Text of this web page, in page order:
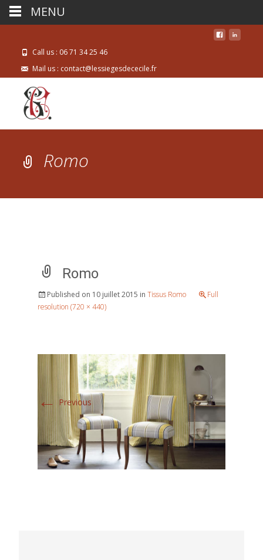
Call us : 06 71 34 25 46
Mail us : contact@lessiegesdececile.fr
Romo
Romo
Published on 10 juillet 2015 in Tissus Romo
Full
resolution (720 × 440)
← Previous
MENU